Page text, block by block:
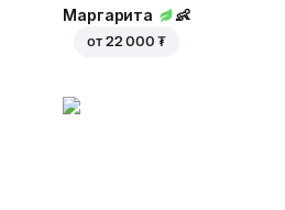
Маргарита 👶
от 22 000 ₮